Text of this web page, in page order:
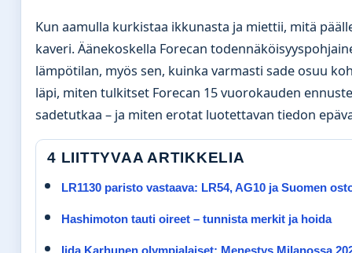
Kun aamulla kurkistaa ikkunasta ja miettii, mitä
kaveri. Äänekoskella Forecan
lämpötilan, myös sen, kuinka varmasti sade osuu
läpi, miten tulkitset Forecan 15 vuorokauden
sadetutkaa – ja miten erotat luotettavan tiedon
4 LIITTYVAA ARTIKKELIA
LR1130 paristo vastaava: LR54, AG10 ja Suomen
Hashimoton tauti oireet – tunnista merkit ja hoida